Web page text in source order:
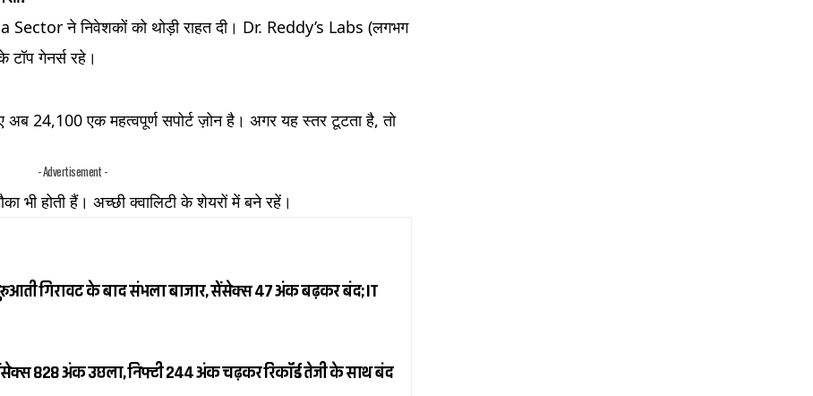
Sector ने निवेशकों को थोड़ी राहत दी। Dr. Reddy’s Labs (लगभग
गेनर्स रहे।
अब 24,100 एक महत्वपूर्ण सपोर्ट ज़ोन है। अगर यह स्तर टूटता है, तो
- Advertisement -
भी होती हैं। अच्छी क्वालिटी के शेयरों में बने रहें।
गिरावट के बाद संभला बाजार, सेंसेक्स 47 अंक बढ़कर बंद; IT
828 अंक उछला, निफ्टी 244 अंक चढ़कर रिकॉर्ड तेजी के साथ बंद